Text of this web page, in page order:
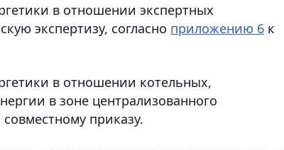
в отношении экспертных
экспертизу, согласно приложению 6 к
в отношении котельных,
в зоне централизованного
совместному приказу.